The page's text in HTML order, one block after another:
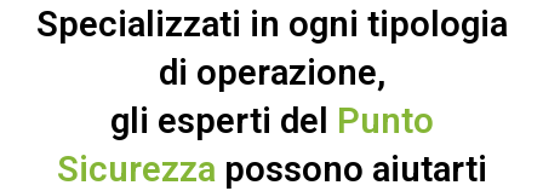
Specializzati in ogni tipologia
di operazione,
gli esperti del Punto
Sicurezzapossono aiutarti